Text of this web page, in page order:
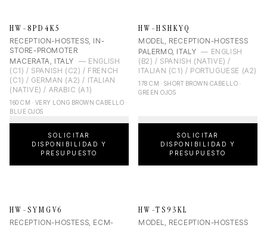
HW-8PD4K5
RECEPTION-HOSTESS, IN-
STORE-PROMOTER
MACERATA, ITALY — ENGLISH
(C1) / SPANISH (C2) / FRENCH
(C1) / GERMAN (A2) / ITALIAN
(NATIVE) / ARABIC (A1)
160 CM · VERY LONG BROWN CABELLO ·
BLUE OJOS
SOLICITAR
DISPONIBILIDAD Y
PRESUPUESTO
HW-HSHKYQ
MODEL, RECEPTION-HOSTESS
PALERMO, ITALY — ENGLISH
(B2) / SPANISH (NATIVE) /
ITALIAN (C1) / PORTUGUESE (A2)
178 CM · SHORT BROWN CABELLO ·
GREEN OJOS
SOLICITAR
DISPONIBILIDAD Y
PRESUPUESTO
HW-SYMGV6
RECEPTION-HOSTESS, ECM-
HW-TS93KL
MODEL, RECEPTION-HOSTESS